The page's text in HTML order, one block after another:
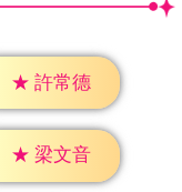
★ 許常德
★ 梁文音